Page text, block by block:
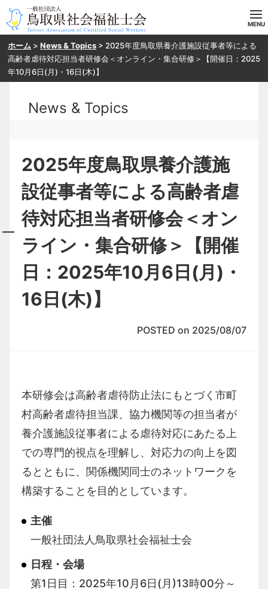
ホーム
当会の概要
目指す方へ
研修・SV申し込み
ホーム > News & Topics > 2025年度鳥取県養介護施設従事者等による
高齢者虐待対応担当者研修会＜オンライン・集合研修＞【開催日：2025
年10月6日(月)・16日(木)】
News & Topics
2025年度鳥取県養介護施
設従事者等による高齢者虐
待対応担当者研修会＜オン
ライン・集合研修＞【開催
日：2025年10月6日(月)・
16日(木)】
POSTED on 2025/08/07
本研修会は高齢者虐待防止法にもとづく市町
村高齢者虐待担当課、協力機関等の担当者が
養介護施設従事者による虐待対応にあたる上
での専門的視点を理解し、対応力の向上を図
るとともに、関係機関同士のネットワークを
構築することを目的としています。
主催
一般社団法人鳥取県社会福祉士会
日程・会場
第1日目：2025年10月6日(月)13時00分～